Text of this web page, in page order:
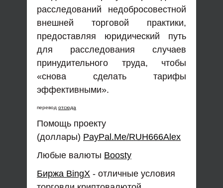
расследований недобросовестной
внешней торговой практики,
предоставляя юридический путь
для расследования случаев
принудительного труда, чтобы
«снова сделать тарифы
эффективными».
перевод отсюда
Помощь проекту
(доллары) PayPal.Me/RUH666Alex
Любые валюты Boosty
Биржа BingX - отличные условия